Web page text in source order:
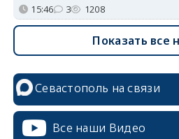
15:46 3 1208
Показать все
Севастополь на связи
Все наши Видео